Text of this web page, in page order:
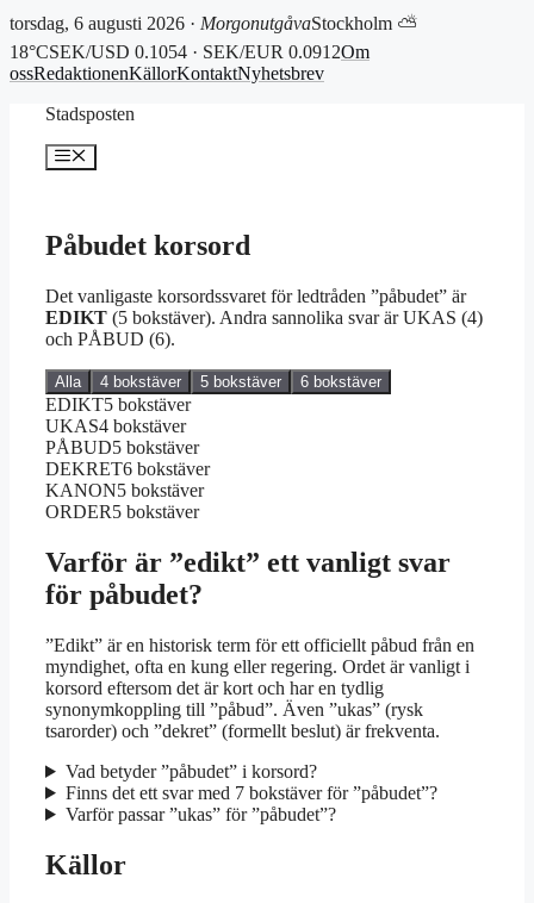
torsdag, 6 augusti 2026 · MorgonutgåvaStockholm ⛅
18°CSEK/USD 0.1054 · SEK/EUR 0.0912Om
ossRedaktionenKällorKontaktNyhetsbrev
Stadsposten
Meny
Påbudet korsord
Det vanligaste korsordssvaret för ledtråden ”påbudet” är
EDIKT (5 bokstäver). Andra sannolika svar är UKAS (4)
och PÅBUD (6).
Alla 4 bokstäver 5 bokstäver 6 bokstäver
EDIKT5 bokstäver
UKAS4 bokstäver
PÅBUD5 bokstäver
DEKRET6 bokstäver
KANON5 bokstäver
ORDER5 bokstäver
Varför är ”edikt” ett vanligt svar
för påbudet?
”Edikt” är en historisk term för ett officiellt påbud från en
myndighet, ofta en kung eller regering. Ordet är vanligt i
korsord eftersom det är kort och har en tydlig
synonymkoppling till ”påbud”. Även ”ukas” (rysk
tsarorder) och ”dekret” (formellt beslut) är frekventa.
Vad betyder ”påbudet” i korsord?
Finns det ett svar med 7 bokstäver för ”påbudet”?
Varför passar ”ukas” för ”påbudet”?
Källor